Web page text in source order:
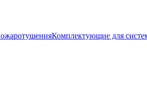
Комплектующие для